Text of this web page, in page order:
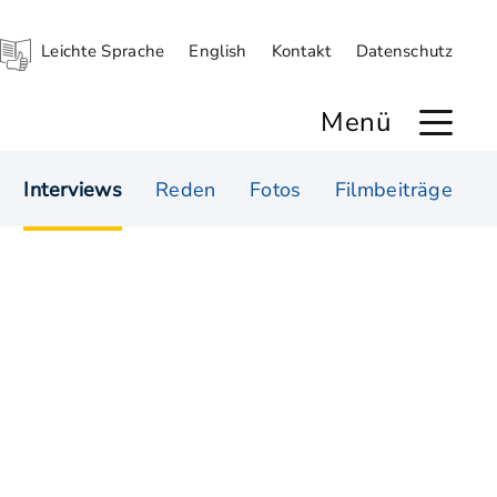
Leichte Sprache English Kontakt Datenschutz
Menü
Interviews Reden Fotos Filmbeiträge